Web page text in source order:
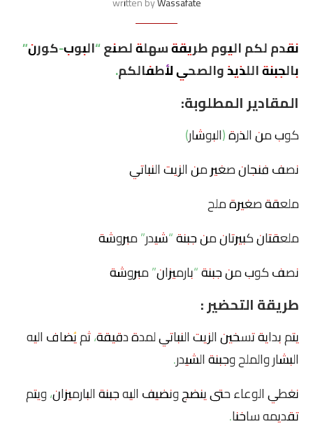
نقدم لكم اليوم طريقة سهلة لصنع “البوب-كورن”
بالجبنة اللذيذ والصحي لأطفالكم.
المقادير المطلوبة:
كوب من الذرة (البوشار)
نصف فنجان صغير من الزيت النباتي
ملعقة صغيرة ملح
ملعقتان كبيرتان من جبنة “شيدر” مبروشة
نصف كوب من جبنة “بارميزان” مبروشة
طريقة التحضير :
يتم بداية تسخين الزيت النباتي لمدة دقيقة، ثم يُضاف اليه
البشار والملح وجبنة الشيدر.
نغطي الوعاء حتى ينضج ونضيف اليه جبنة البارميزان، ويتم
تقديمه ساخنا.